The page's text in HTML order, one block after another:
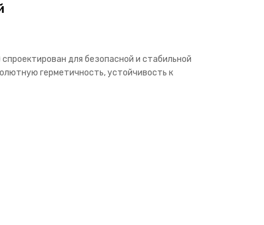
для безопасной и стабильной
герметичность, устойчивость к